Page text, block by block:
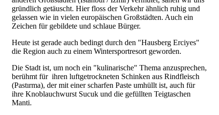
gründlich getäuscht. Hier floss der Verkehr ähnlich ruhig und
gelassen wie in vielen europäischen Großstädten. Auch ein
Zeichen für gebildete und schlaue Bürger.
Heute ist gerade auch bedingt durch den "Hausberg Erciyes"
die Region auch zu einem Wintersportresort geworden.
Die Stadt ist, um noch ein "kulinarische" Thema anzusprechen,
berühmt für ihren luftgetrockneten Schinken aus Rindfleisch
(Pastırma), der mit einer scharfen Paste umhüllt ist, auch für
ihre Knoblauchwurst Sucuk und die gefüllten Teigtaschen
Manti.